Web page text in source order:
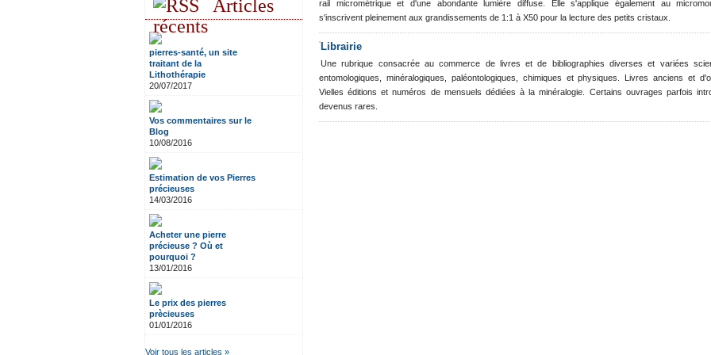
Articles
récents
pierres-santé, un site
traitant de la
Lithothérapie
20/07/2017
Vos commentaires sur le
Blog
10/08/2016
Estimation de vos Pierres
précieuses
14/03/2016
Acheter une pierre
précieuse ? Où et
pourquoi ?
13/01/2016
Le prix des pierres
prècieuses
01/01/2016
Voir tous les articles »
rail micrométrique et d'une abondante lumière diffuse. Elle s'applique également au
s'inscrivent pleinement aux grandissements de 1:1 à X50 pour la lecture des petits cristaux.
Librairie
Une rubrique consacrée au commerce de livres et de bibliographies diverses et variées
entomologiques, minéralogiques, paléontologiques, chimiques et physiques. Livres anciens et
Vielles éditions et numéros de mensuels dédiées à la minéralogie. Certains ouvrages parfois
devenus rares.